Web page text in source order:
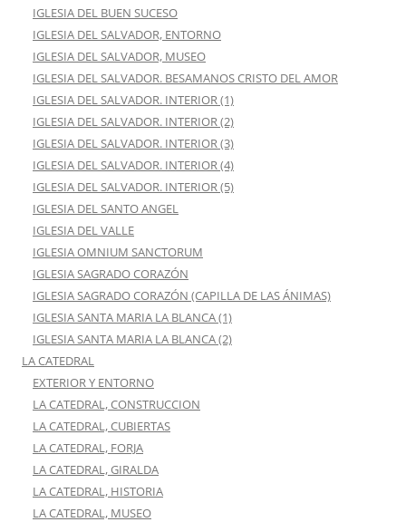
IGLESIA DEL BUEN SUCESO
IGLESIA DEL SALVADOR, ENTORNO
IGLESIA DEL SALVADOR, MUSEO
IGLESIA DEL SALVADOR. BESAMANOS CRISTO DEL AMOR
IGLESIA DEL SALVADOR. INTERIOR (1)
IGLESIA DEL SALVADOR. INTERIOR (2)
IGLESIA DEL SALVADOR. INTERIOR (3)
IGLESIA DEL SALVADOR. INTERIOR (4)
IGLESIA DEL SALVADOR. INTERIOR (5)
IGLESIA DEL SANTO ANGEL
IGLESIA DEL VALLE
IGLESIA OMNIUM SANCTORUM
IGLESIA SAGRADO CORAZÓN
IGLESIA SAGRADO CORAZÓN (CAPILLA DE LAS ÁNIMAS)
IGLESIA SANTA MARIA LA BLANCA (1)
IGLESIA SANTA MARIA LA BLANCA (2)
LA CATEDRAL
EXTERIOR Y ENTORNO
LA CATEDRAL, CONSTRUCCION
LA CATEDRAL, CUBIERTAS
LA CATEDRAL, FORJA
LA CATEDRAL, GIRALDA
LA CATEDRAL, HISTORIA
LA CATEDRAL, MUSEO